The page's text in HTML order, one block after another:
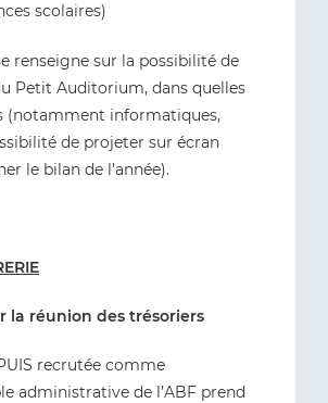
scolaires)
renseigne sur la possibilité de
Petit Auditorium, dans quelles
(notamment informatiques,
de projeter sur écran
le bilan de l’année).
la réunion des trésoriers
recrutée comme
administrative de l’ABF prend